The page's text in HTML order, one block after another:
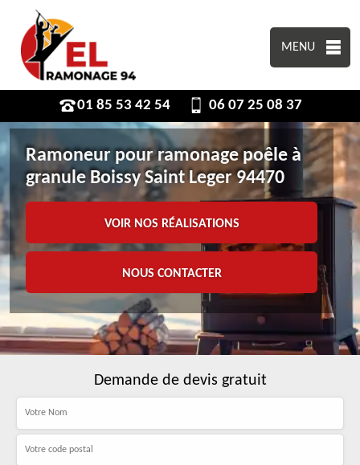
MENU
01 85 53 42 54 06 07 25 08 37
Ramoneur pour ramonage poêle à
granule Boissy Saint Leger 94470
VOIR NOS RÉALISATIONS
NOUS CONTACTER
Demande de devis gratuit